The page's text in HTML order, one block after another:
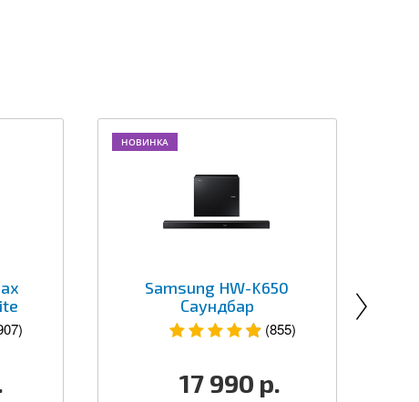
НОВИНКА
Samsung HW-K650
Саундбар
(855)
17 990 р.